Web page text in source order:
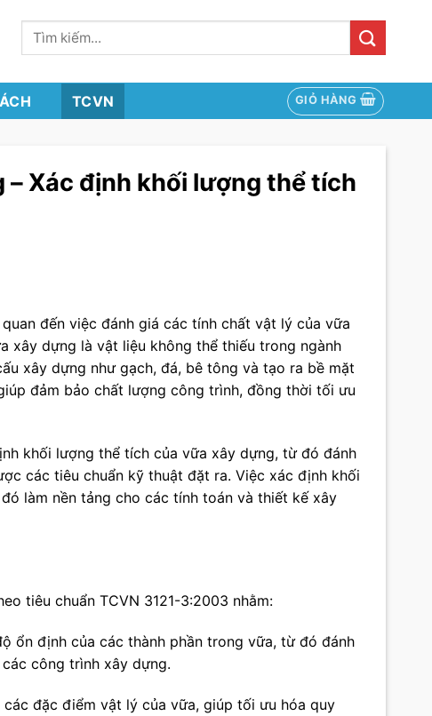
Tìm
kiếm:
TCVN GIỎ HÀNG
Xác định khối lượng thể tích
đến việc đánh giá các tính chất vật lý của vữa
xây dựng là vật liệu không thể thiếu trong ngành
xây dựng như gạch, đá, bê tông và tạo ra bề mặt
đảm bảo chất lượng công trình, đồng thời tối ưu
khối lượng thể tích của vữa xây dựng, từ đó đánh
các tiêu chuẩn kỹ thuật đặt ra. Việc xác định khối
làm nền tảng cho các tính toán và thiết kế xây
tiêu chuẩn TCVN 3121-3:2003 nhằm:
ổn định của các thành phần trong vữa, từ đó đánh
công trình xây dựng.
đặc điểm vật lý của vữa, giúp tối ưu hóa quy